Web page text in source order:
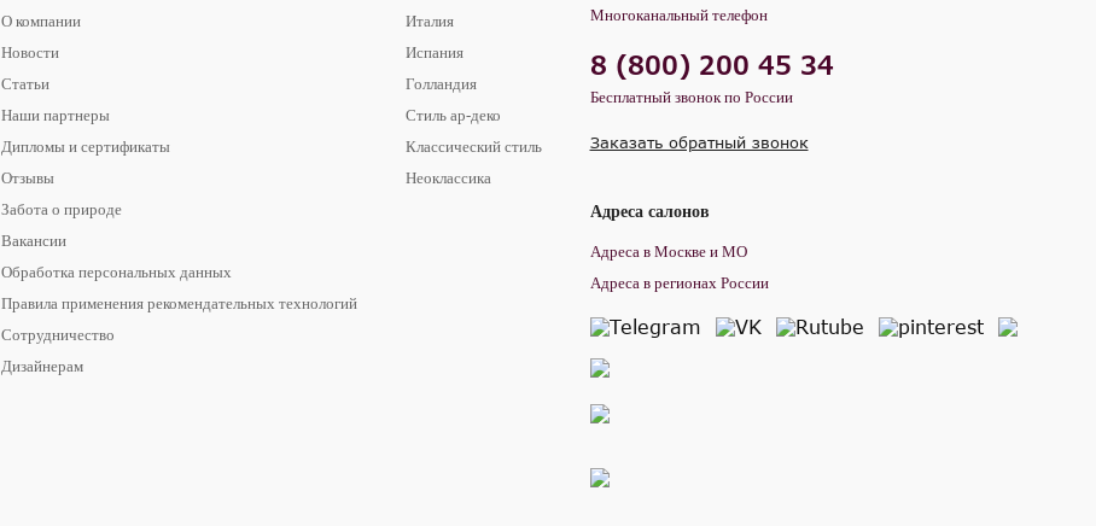
О компании
Новости
Статьи
Наши партнеры
Дипломы и сертификаты
Отзывы
Забота о природе
Вакансии
Обработка персональных данных
Правила применения рекомендательных технологий
Сотрудничество
Дизайнерам
Италия
Испания
Голландия
Стиль ар-деко
Классический стиль
Неоклассика
Многоканальный телефон
8 (800) 200 45 34
Бесплатный звонок по России
Заказать обратный звонок
Адреса салонов
Адреса в Москве и МО
Адреса в регионах России